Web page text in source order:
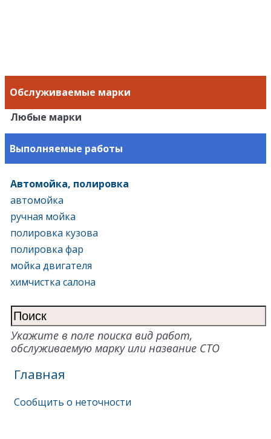
Обслуживаемые марки
Любые марки
Выполняемые работы
Автомойка, полировка
автомойка
ручная мойка
полировка кузова
полировка фар
мойка двигателя
химчистка салона
Укажите в поле поиска вид работ,
обслуживаемую марку или название СТО
Главная
Сообщить о неточности